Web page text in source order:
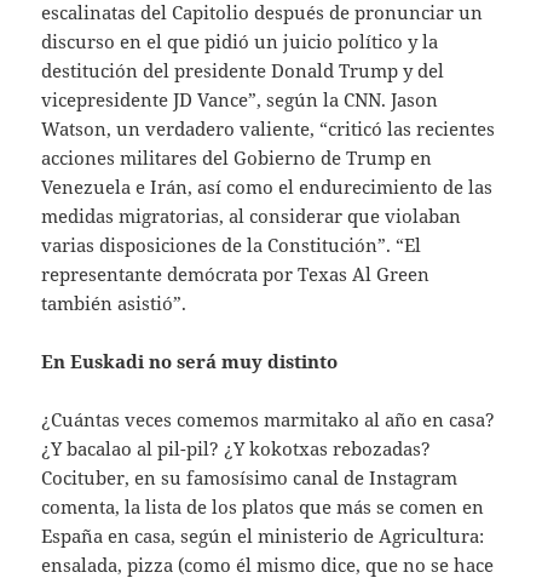
escalinatas del Capitolio después de pronunciar un
discurso en el que pidió un juicio político y la
destitución del presidente Donald Trump y del
vicepresidente JD Vance”, según la CNN. Jason
Watson, un verdadero valiente, “criticó las recientes
acciones militares del Gobierno de Trump en
Venezuela e Irán, así como el endurecimiento de las
medidas migratorias, al considerar que violaban
varias disposiciones de la Constitución”. “El
representante demócrata por Texas Al Green
también asistió”.
En Euskadi no será muy distinto
¿Cuántas veces comemos marmitako al año en casa?
¿Y bacalao al pil-pil? ¿Y kokotxas rebozadas?
Cocituber, en su famosísimo canal de Instagram
comenta, la lista de los platos que más se comen en
España en casa, según el ministerio de Agricultura:
ensalada, pizza (como él mismo dice, que no se hace